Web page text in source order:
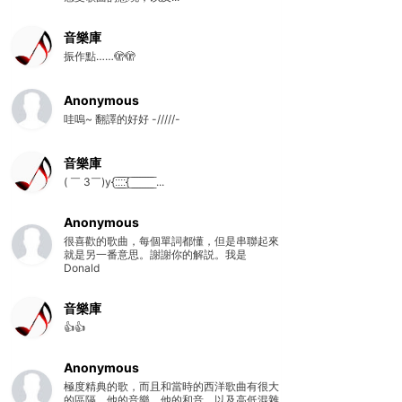
音樂庫
振作點……🫣🫣
Anonymous
哇嗚~ 翻譯的好好 -/////-
音樂庫
( ￣ 3￣)y{:̲̅:̲̅:̲̅:̲̅{ ̲̅ ̲̅ ̲̅ ̲̅ ̲̅ ̲̅ ̲̅ ̲̅ ̲̅ ...
Anonymous
很喜歡的歌曲，每個單詞都懂，但是串聯起來
就是另一番意思。謝謝你的解説。我是
Donald
音樂庫
👍👍
Anonymous
極度精典的歌，而且和當時的西洋歌曲有很大